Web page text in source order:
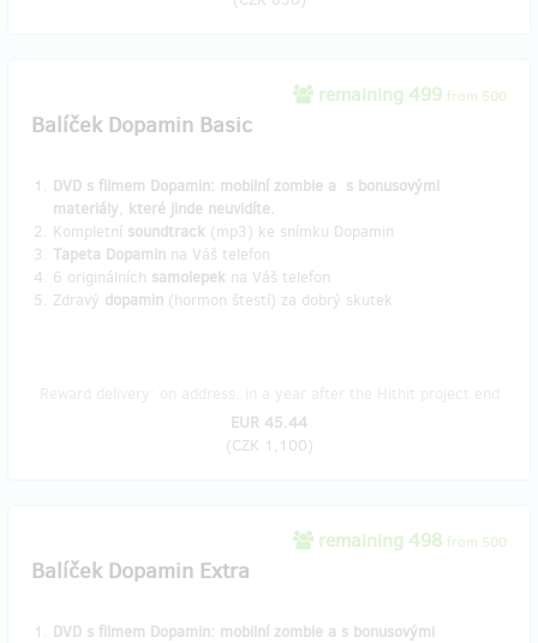
remaining 499 from 500
Balíček Dopamin Basic
DVD s filmem Dopamin: mobilní zombie a s bonusovými
materiály, které jinde neuvidíte.
​Kompletní soundtrack (mp3) ke snímku Dopamin
Tapeta Dopamin na Váš telefon
6 originálních samolepek na Váš telefon
Zdravý dopamin (hormon štestí) za dobrý skutek
EUR 45.44
(CZK 1,100)
remaining 498 from 500
Balíček Dopamin Extra
DVD s filmem Dopamin: mobilní zombie a s bonusovými